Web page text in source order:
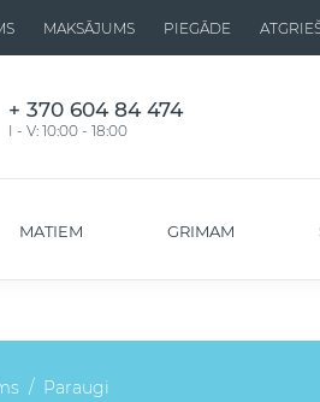
MAKSĀJUMS PIEGĀDE
+ 370 604 84 474
I - V: 10:00 - 18:00
MATIEM GRIMAM
Paraugi